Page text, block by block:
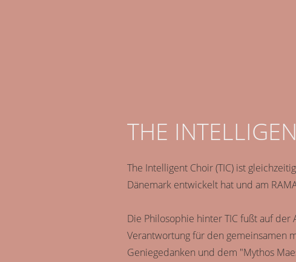
THE
The Intelligent Choir (TIC) ist
Dänemark entwickelt hat und am
Die Philosophie hinter TIC fußt auf
Verantwortung für den gemeinsamen
Geniegedanken und dem "Mythos